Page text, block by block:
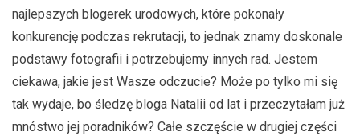
najlepszych blogerek urodowych, które pokonały
konkurencję podczas rekrutacji, to jednak znamy doskonale
podstawy fotografii i potrzebujemy innych rad. Jestem
ciekawa, jakie jest Wasze odczucie? Może po tylko mi się
tak wydaje, bo śledzę bloga Natalii od lat i przeczytałam już
mnóstwo jej poradników? Całe szczęście w drugiej części